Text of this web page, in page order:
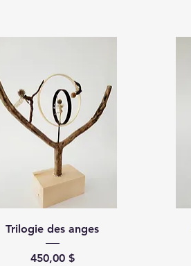
Trilogie des anges
Prix
450,00 $